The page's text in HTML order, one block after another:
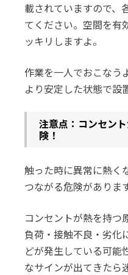
載されていますので、
てください。空間を有
ッキリしますよ。
作業を一人でおこなう
より安定した状態で設
注意点：コンセン
険！
触った時に異常に熱く
つながる危険があります
コンセントが熱を持つ
負荷・接触不良・劣化
どが発生している可能
なサインが出てきたら